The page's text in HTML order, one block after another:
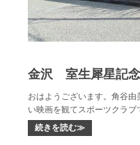
金沢 室生犀星記
おはようございます。角谷
い映画を観てスポーツクラ
続きを読む≫